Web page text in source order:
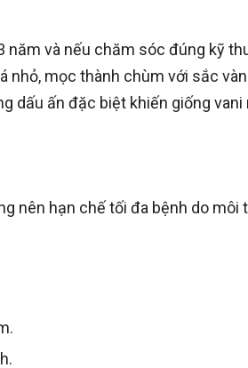
năm và nếu chăm sóc đúng kỹ
nhỏ, mọc thành chùm với sắc
dấu ấn đặc biệt khiến giống vani
nên hạn chế tối đa bệnh do môi